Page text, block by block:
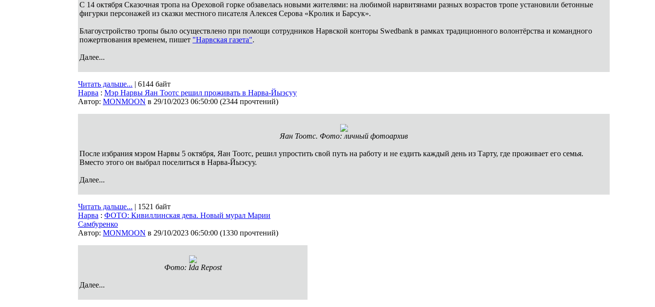
С 14 октября Сказочная тропа на Ореховой горке обзавелась новыми жителями: на любимой нарвитянами разных возрастов тропе установили бетонные
фигурки персонажей из сказки местного писателя Алексея Серова «Кролик и Барсук».
Благоустройство тропы было осуществлено при помощи сотрудников Нарвской конторы Swedbank в рамках традиционного волонтёрства и командного
пожертвования временем, пишет "Нарвская газета".
Далее...
Читать дальше... | 6144 байт
Нарва : Мэр Нарвы Яан Тоотс решил проживать в Нарва-Йыэсуу
Автор: MONMOON в 29/10/2023 06:50:00 (2344 прочтений)
Яан Тоотс. Фото: личный фотоархив
После избрания мэром Нарвы 5 октября, Яан Тоотс, решил упростить свой путь на работу и не ездить каждый день из Тарту, где проживает его семья.
Вместо этого он выбрал поселиться в Нарва-Йыэсуу.
Далее...
Читать дальше... | 1521 байт
Нарва : ФОТО: Кивиллинская дева. Новый мурал Марии
Самбуренко
Автор: MONMOON в 29/10/2023 06:50:00 (1330 прочтений)
Фото: Ida Repost
Далее...